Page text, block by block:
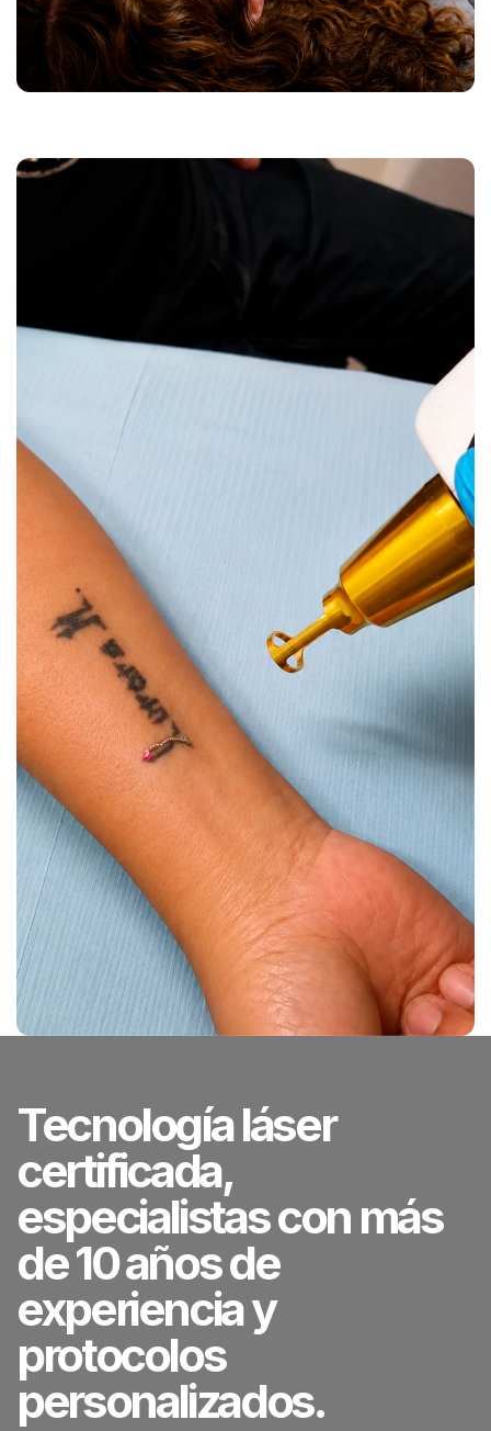
Tecnología láser
certificada,
especialistas con más
de 10 años de
experiencia y
protocolos
personalizados.